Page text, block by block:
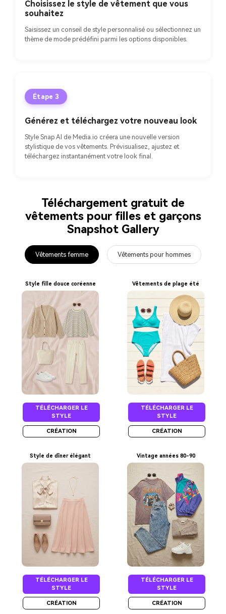
Choisissez le style de vêtement que vous
souhaitez
Saisissez un conseil de style personnalisé ou sélectionnez un
thème de mode prédéfini parmi les options disponibles.
Étape 3
Générez et téléchargez votre nouveau look
Style Snap AI de Media.io créera une nouvelle version
stylistique de vos vêtements. Prévisualisez, ajustez et
téléchargez instantanément votre look final.
Téléchargement gratuit de
vêtements pour filles et garçons
Snapshot Gallery
Vêtements femme Vêtements pour hommes
Style fille douce coréenne
TÉLÉCHARGER LE
STYLE
CRÉATION
Vêtements de plage été
TÉLÉCHARGER LE
STYLE
CRÉATION
Style de dîner élégant
TÉLÉCHARGER LE
STYLE
CRÉATION
Vintage années 80-90
TÉLÉCHARGER LE
STYLE
CRÉATION